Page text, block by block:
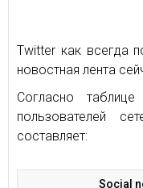
Twitter как всегда
новостная лента
Согласно
пользователей
составляет:
Social